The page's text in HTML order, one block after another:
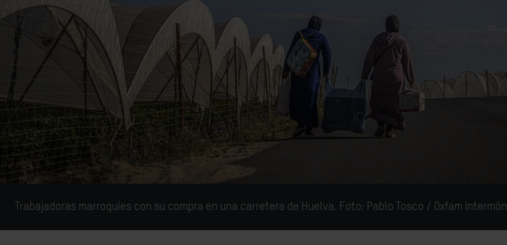
Trabajadoras marroquíes con su compra en una carretera de Huelva. Foto: Pablo Tosco / Oxfam Intermón